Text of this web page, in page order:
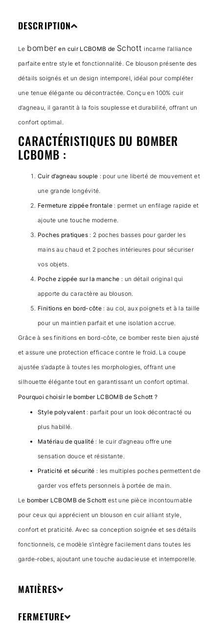
DESCRIPTION
Le bomber en cuir LCBOMB de Schott incarne l’alliance
parfaite entre style et fonctionnalité. Ce blouson présente des
détails soignés et un design intemporel, idéal pour compléter
une tenue élégante ou décontractée. Conçu en 100% cuir
d’agneau, il garantit à la fois souplesse et durabilité, offrant un
confort optimal.
CARACTÉRISTIQUES DU BOMBER
LCBOMB :
Cuir d’agneau souple : pour une liberté de mouvement et
une grande longévité.
Fermeture zippée frontale : permet un enfilage rapide et
ajoute une touche moderne.
Poches pratiques: 2 poches basses pour garder les
mains au chaud et 2 poches intérieures pour sécuriser
vos objets.
Poche zippée sur la manche : un détail original qui
apporte du caractère au blouson.
Finitions en bord-côte : au col, aux poignets et à la taille
pour un maintien parfait et une isolation accrue.
Grâce à ses finitions en bord-côte, ce bomber reste bien ajusté
et assure une protection efficace contre le froid. La coupe
ajustée s’adapte à toutes les morphologies, offrant une
silhouette élégante tout en garantissant un confort optimal.
Pourquoi choisir le bomber LCBOMB de Schott ?
Style polyvalent: parfait pour un look décontracté ou
plus habillé.
Matériau de qualité: le cuir d’agneau offre une
sensation douce et résistante.
Praticité et sécurité : les multiples poches permettent de
garder vos effets personnels à portée de main.
Le bomber LCBOMB de Schott est une pièce incontournable
pour ceux qui apprécient un blouson en cuir alliant style,
confort et praticité. Avec sa conception soignée et ses détails
fonctionnels, ce modèle s’intègre facilement dans toutes les
garde-robes, ajoutant une touche audacieuse et intemporelle.
MATIÈRES
FERMETURE